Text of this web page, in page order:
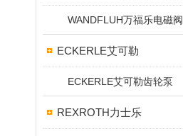
WANDFLUH万福乐电磁阀
ECKERLE艾可勒
ECKERLE艾可勒齿轮泵
REXROTH力士乐